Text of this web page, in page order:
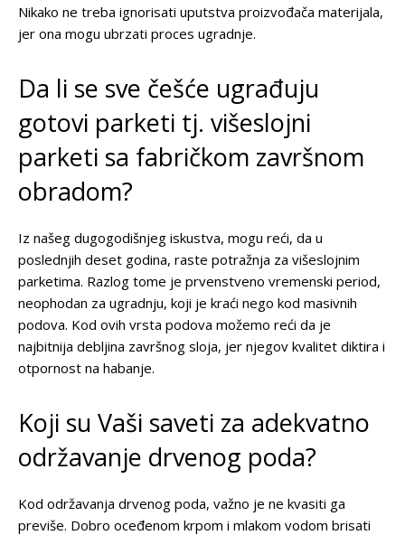
Nikako ne treba ignorisati uputstva proizvođača materijala,
jer ona mogu ubrzati proces ugradnje.
Da li se sve češće ugrađuju
gotovi parketi tj. višeslojni
parketi sa fabričkom završnom
obradom?
Iz našeg dugogodišnjeg iskustva, mogu reći, da u
poslednjih deset godina, raste potražnja za višeslojnim
parketima. Razlog tome je prvenstveno vremenski period,
neophodan za ugradnju, koji je kraći nego kod masivnih
podova. Kod ovih vrsta podova možemo reći da je
najbitnija debljina završnog sloja, jer njegov kvalitet diktira i
otpornost na habanje.
Koji su Vaši saveti za adekvatno
održavanje drvenog poda?
Kod održavanja drvenog poda, važno je ne kvasiti ga
previše. Dobro oceđenom krpom i mlakom vodom brisati